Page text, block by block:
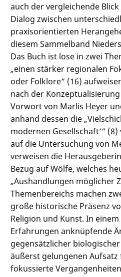
auch der vergleichende
Dialog zwischen
praxisorientierten
diesem Sammelband
Das Buch ist lose in zwei
„einen stärker regionalen
oder Folklore“ (16)
nach der
Vorwort von Marlis Heyer
anhand dessen die
modernen Gesellschaft‘“
auf die Untersuchung von
verweisen die
Bezug auf Wölfe, welches
„Aushandlungen möglicher
Themenbereichs machen
große historische Präsenz
Religion und Kunst. In
Erfahrungen anknüpfende
gegensätzlicher
äußerst gelungenen
fokussierte